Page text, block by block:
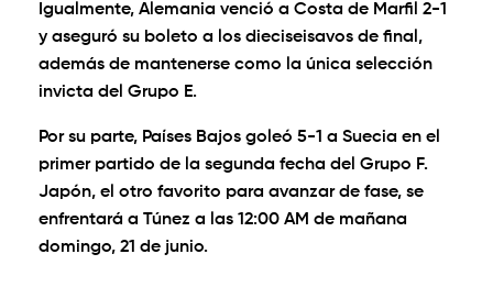
Igualmente, Alemania venció a Costa de Marfil 2-1
y aseguró su boleto a los dieciseisavos de final,
además de mantenerse como la única selección
invicta del Grupo E.
Por su parte, Países Bajos goleó 5-1 a Suecia en el
primer partido de la segunda fecha del Grupo F.
Japón, el otro favorito para avanzar de fase, se
enfrentará a Túnez a las 12:00 AM de mañana
domingo, 21 de junio.